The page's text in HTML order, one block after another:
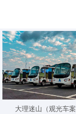
24小时内
24小时内
24小时内
1天前 137****7562
1天前 133****4414
1天前 153****7851
大理迷山（观光车案